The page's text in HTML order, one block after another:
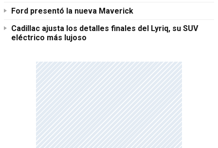
Ford presentó la nueva Maverick
Cadillac ajusta los detalles finales del Lyriq, su SUV
eléctrico más lujoso